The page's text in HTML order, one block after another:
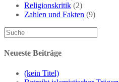
Religionskritik (2)
Zahlen und Fakten (9)
Neueste Beiträge
(kein Titel)